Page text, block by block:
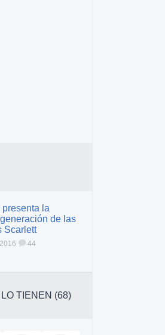
presenta la
de las
Scarlett
44
TIENEN (68)